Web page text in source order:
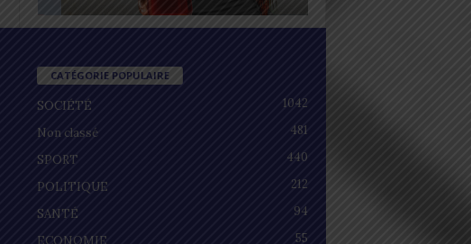
CATÉGORIE POPULAIRE
SOCIÉTÉ
1042
Non classé
481
SPORT
440
POLITIQUE
212
SANTÉ
94
55